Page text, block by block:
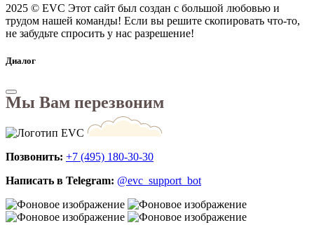
2025 © EVC Этот сайт был создан с большой любовью и
трудом нашей команды! Если вы решите скопировать что-то,
не забудьте спросить у нас разрешение!
Диалог
Мы Вам перезвоним
Позвонить: +7 (495) 180-30-30
Написать в Telegram: @evc_support_bot